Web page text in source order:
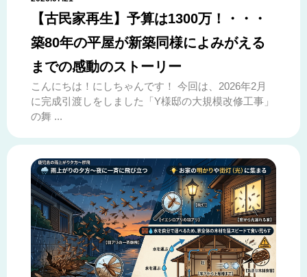
【古民家再生】予算は1300万！・・・
築80年の平屋が新築同様によみがえる
までの感動のストーリー
こんにちは！にしちゃんです！ 今回は、2026年2月
に完成引渡しをしました「Y様邸の大規模改修工事」
の舞 ...